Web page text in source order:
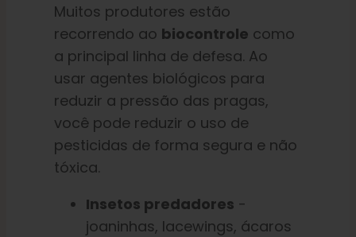
Muitos produtores estão
recorrendo ao biocontrole como
a principal linha de defesa. Ao
usar agentes biológicos para
reduzir a pressão das pragas,
você pode reduzir o uso de
pesticidas de forma segura e não
tóxica.
Insetos predadores -
joaninhas, lacewings, ácaros